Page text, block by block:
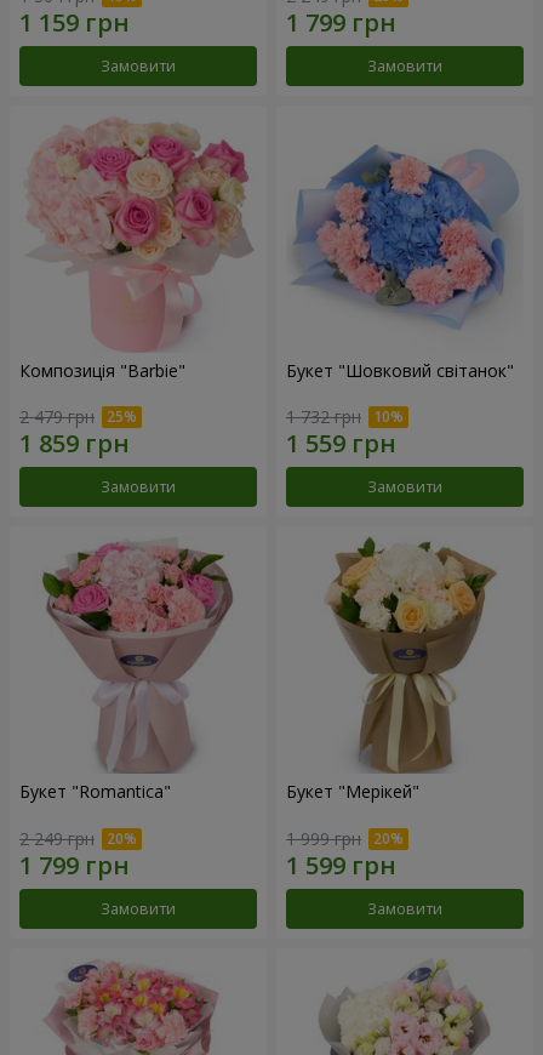
Замовити Замовити
Композиція "Barbie"
2 479 грн
Замовити
Букет "Шовковий світанок"
1 732 грн
Замовити
Букет "Romantica"
2 249 грн
Замовити
Букет "Мерікей"
1 999 грн
Замовити